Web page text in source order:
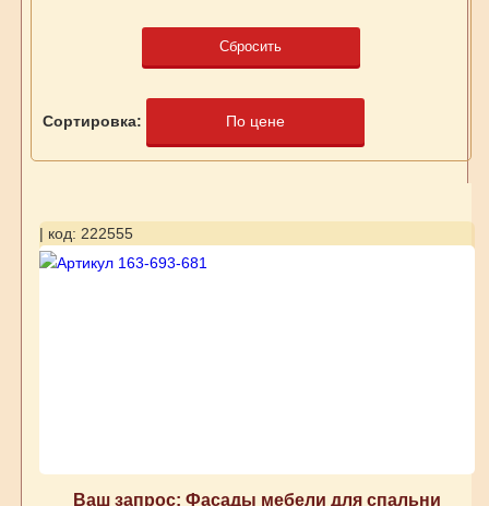
Сбросить
Сортировка: По цене
| код: 222555
Ваш запрос: Фасады мебели для спальни